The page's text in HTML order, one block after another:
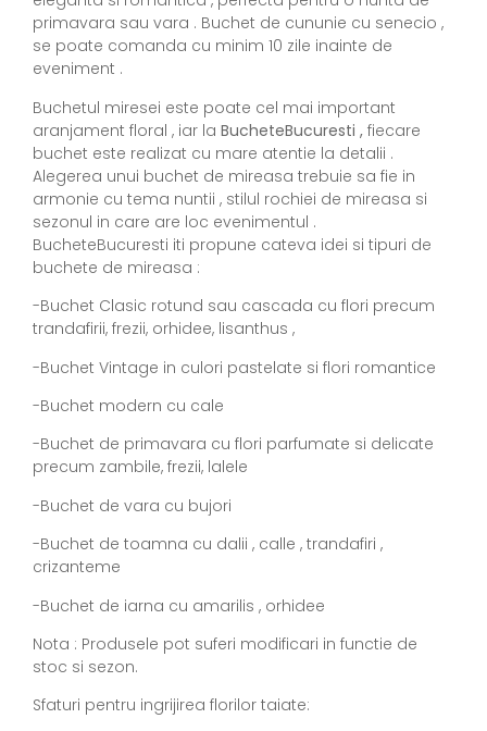
primavara sau vara . Buchet de cununie cu senecio ,
se poate comanda cu minim 10 zile inainte de
eveniment .
Buchetul miresei este poate cel mai important
aranjament floral , iar la BucheteBucuresti , fiecare
buchet este realizat cu mare atentie la detalii .
Alegerea unui buchet de mireasa trebuie sa fie in
armonie cu tema nuntii , stilul rochiei de mireasa si
sezonul in care are loc evenimentul .
BucheteBucuresti iti propune cateva idei si tipuri de
buchete de mireasa :
-Buchet Clasic rotund sau cascada cu flori precum
trandafirii, frezii, orhidee, lisanthus ,
-Buchet Vintage in culori pastelate si flori romantice
-Buchet modern cu cale
-Buchet de primavara cu flori parfumate si delicate
precum zambile, frezii, lalele
-Buchet de vara cu bujori
-Buchet de toamna cu dalii , calle , trandafiri ,
crizanteme
-Buchet de iarna cu amarilis , orhidee
Nota : Produsele pot suferi modificari in functie de
stoc si sezon.
Sfaturi pentru ingrijirea florilor taiate: